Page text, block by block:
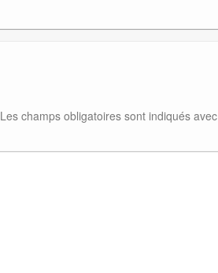
Les champs obligatoires sont indiqués avec